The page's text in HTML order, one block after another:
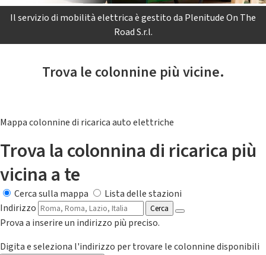
Il servizio di mobilità elettrica è gestito da Plenitude On The
Road S.r.l.
Trova le colonnine più vicine.
Mappa colonnine di ricarica auto elettriche
Trova la colonnina di ricarica più
vicina a te
Cerca sulla mappa
Lista delle stazioni
Indirizzo
Cerca
Prova a inserire un indirizzo più preciso.
Digita e seleziona l'indirizzo per trovare le colonnine disponibili